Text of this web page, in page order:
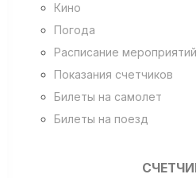
Кино
Погода
Расписание мероприятий
Показания счетчиков
Билеты на самолет
Билеты на поезд